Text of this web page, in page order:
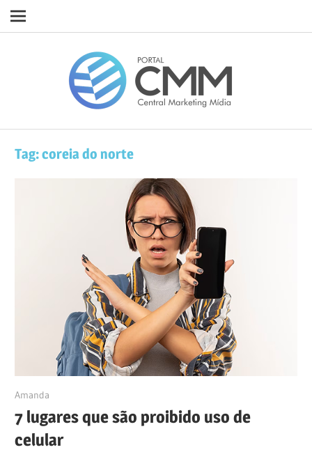
Navigation
Tag:coreia do norte
06/06/2023
Amanda
7 lugares que são proibido uso de
celular